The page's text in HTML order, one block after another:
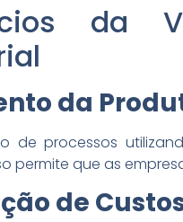
da
da
de processos
permite que as
de